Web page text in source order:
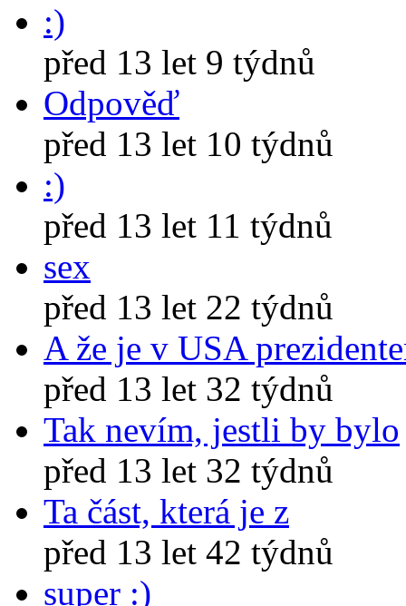
:)
před 13 let 9 týdnů
Odpověď
před 13 let 10 týdnů
:)
před 13 let 11 týdnů
sex
před 13 let 22 týdnů
A že je v USA
před 13 let 32 týdnů
Tak nevím, jestli by bylo
před 13 let 32 týdnů
Ta část, která je z
před 13 let 42 týdnů
super :)